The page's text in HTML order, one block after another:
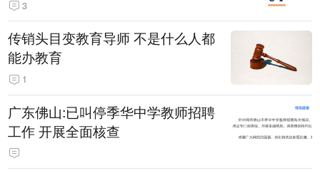
3
传销头目变教育导师 不是什么人都
能办教育
1
广东佛山:已叫停季华中学教师招聘
工作 开展全面核查